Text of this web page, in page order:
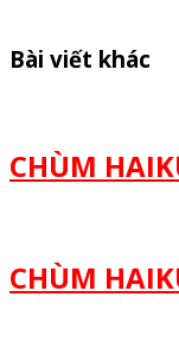
Bài viết khác
CHÙM
CHÙM